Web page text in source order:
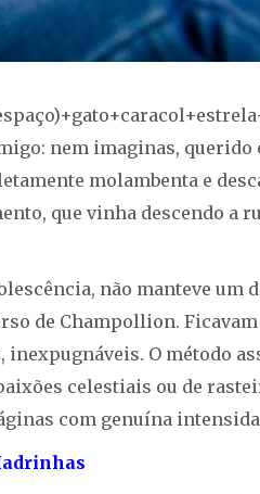
nem imaginas, querido
molambenta e
que vinha descendo a
não manteve
de Champollion.
inexpugnáveis. O método
celestiais ou de
com genuína